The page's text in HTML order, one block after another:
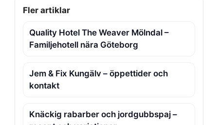
Fler artiklar
Quality Hotel The Weaver Mölndal –
Familjehotell nära Göteborg
Jem & Fix Kungälv – öppettider och
kontakt
Knäckig rabarber och jordgubbspaj –